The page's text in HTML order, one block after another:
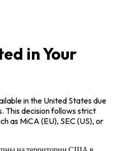
in Your
inthe United Statesdue
This decision follows strict
as MiCA (EU), SEC (US), or